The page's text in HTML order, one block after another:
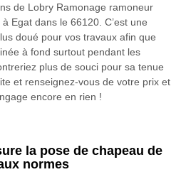
de Lobry Ramonage ramoneur
Egat dans le 66120. C’est une
doué pour vos travaux afin que
à fond surtout pendant les
plus de souci pour sa tenue
et renseignez-vous de votre prix et
encore en rien !
la pose de chapeau de
normes